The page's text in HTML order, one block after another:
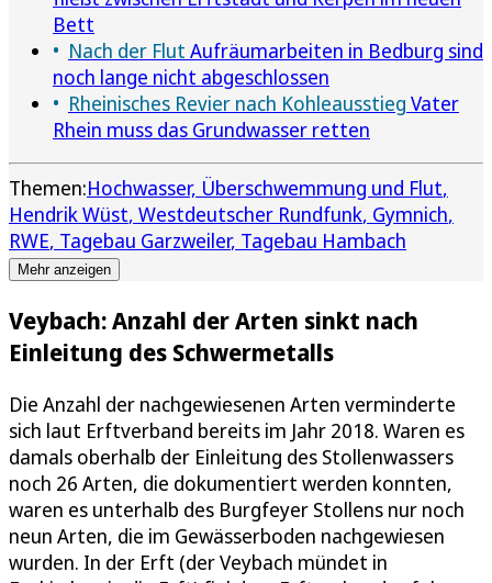
Bett
Nach der Flut Aufräumarbeiten in Bedburg sind
noch lange nicht abgeschlossen
Rheinisches Revier nach Kohleausstieg Vater
Rhein muss das Grundwasser retten
Themen:Hochwasser, Überschwemmung und Flut
Hendrik Wüst Westdeutscher Rundfunk Gymnich
RWE Tagebau Garzweiler Tagebau Hambach
Mehr anzeigen
Veybach: Anzahl der Arten sinkt nach
Einleitung des Schwermetalls
Die Anzahl der nachgewiesenen Arten verminderte
sich laut Erftverband bereits im Jahr 2018. Waren es
damals oberhalb der Einleitung des Stollenwassers
noch 26 Arten, die dokumentiert werden konnten,
waren es unterhalb des Burgfeyer Stollens nur noch
neun Arten, die im Gewässerboden nachgewiesen
wurden. In der Erft (der Veybach mündet in